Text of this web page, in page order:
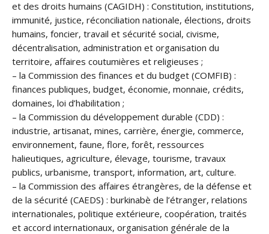
et des droits humains (CAGIDH) : Constitution, institutions,
immunité, justice, réconciliation nationale, élections, droits
humains, foncier, travail et sécurité social, civisme,
décentralisation, administration et organisation du
territoire, affaires coutumières et religieuses ;
– la Commission des finances et du budget (COMFIB) :
finances publiques, budget, économie, monnaie, crédits,
domaines, loi d’habilitation ;
– la Commission du développement durable (CDD) :
industrie, artisanat, mines, carrière, énergie, commerce,
environnement, faune, flore, forêt, ressources
halieutiques, agriculture, élevage, tourisme, travaux
publics, urbanisme, transport, information, art, culture.
– la Commission des affaires étrangères, de la défense et
de la sécurité (CAEDS) : burkinabè de l’étranger, relations
internationales, politique extérieure, coopération, traités
et accord internationaux, organisation générale de la